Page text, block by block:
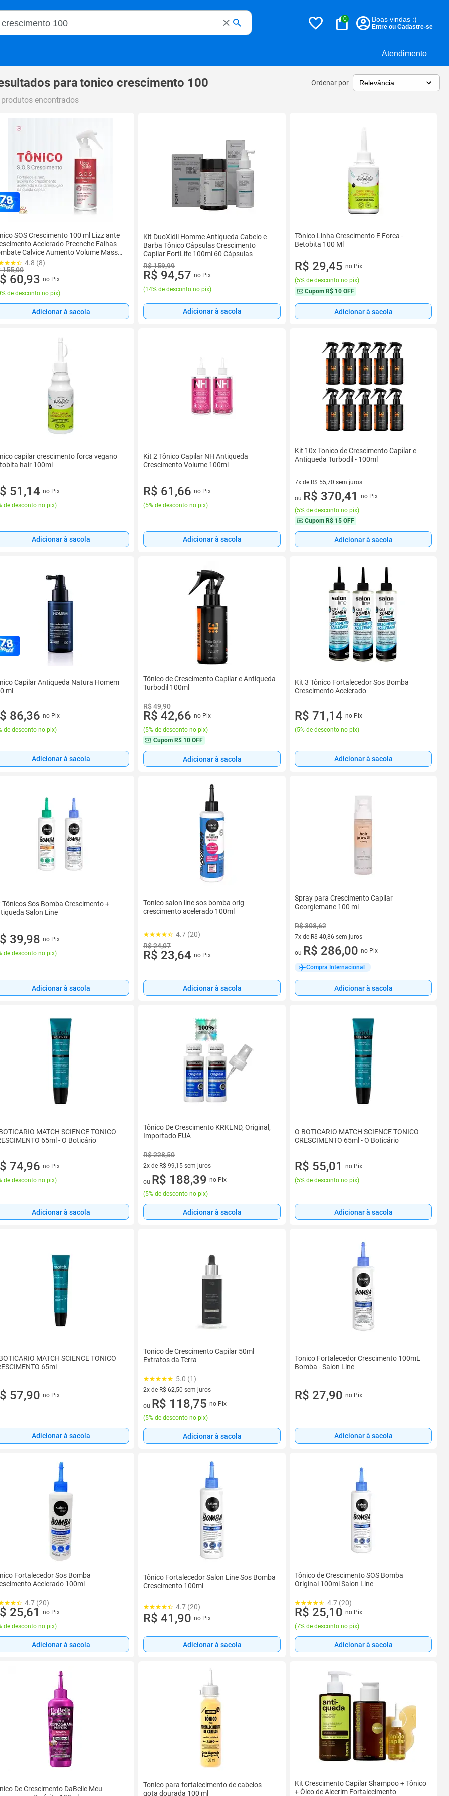
Atendimento
Magalu
0 Boas vindas :)
Entre ou Cadastre-se
paratonico crescimento 100 Ordenar por
encontrados
SOS Crescimento 100 ml Lizz ante
Acelerado Preenche Falhas
Calvice Aumento Volume Massa
Combate Caspa Oleosidade
4.8 (8)
155,00
60,93 no Pix
de desconto no pix)
Adicionar à sacola
Kit DuoXidil Homme Antiqueda Cabelo e
Barba Tônico Cápsulas Crescimento
Capilar FortLife 100ml 60 Cápsulas
R$ 159,99
R$ 94,57 no Pix
(14% de desconto no pix)
Adicionar à sacola
Tônico Linha Crescimento E Forca -
Betobita 100 Ml
R$ 29,45 no Pix
(5% de desconto no pix)
Cupom R$ 10 OFF
Adicionar à sacola
capilar crescimento forca vegano
hair 100ml
51,14 no Pix
de desconto no pix)
Adicionar à sacola
Kit 2 Tônico Capilar NH Antiqueda
Crescimento Volume 100ml
R$ 61,66 no Pix
(5% de desconto no pix)
Adicionar à sacola
Kit 10x Tonico de Crescimento Capilar e
Antiqueda Turbodil - 100ml
7x de R$ 55,70 sem juros
7 vez de R$ 55,70 sem juros
ou R$ 370,41
no Pix
(5% de desconto no pix)
Cupom R$ 15 OFF
Adicionar à sacola
Capilar Antiqueda Natura Homem
ml
86,36 no Pix
de desconto no pix)
Adicionar à sacola
Tônico de Crescimento Capilar e Antiqueda
Turbodil 100ml
R$ 49,90
R$ 42,66 no Pix
(5% de desconto no pix)
Cupom R$ 10 OFF
Adicionar à sacola
Kit 3 Tônico Fortalecedor Sos Bomba
Crescimento Acelerado
R$ 71,14 no Pix
(5% de desconto no pix)
Adicionar à sacola
Tônicos Sos Bomba Crescimento +
Salon Line
39,98 no Pix
de desconto no pix)
Adicionar à sacola
Tonico salon line sos bomba orig
crescimento acelerado 100ml
4.7 (20)
R$ 24,07
R$ 23,64 no Pix
Adicionar à sacola
Spray para Crescimento Capilar
Georgiemane 100 ml
R$ 308,62
7x de R$ 40,86 sem juros
7 vez de R$ 40,86 sem juros
ou R$ 286,00 no Pix
Compra Internacional
Adicionar à sacola
MATCH SCIENCE TONICO
65ml - O Boticário
74,96 no Pix
de desconto no pix)
Adicionar à sacola
Tônico De Crescimento KRKLND, Original,
Importado EUA
R$ 228,50
2x de R$ 99,15 sem juros
2 vez de R$ 99,15 sem juros
ou R$ 188,39 no Pix
(5% de desconto no pix)
Adicionar à sacola
O BOTICARIO MATCH SCIENCE TONICO
CRESCIMENTO 65ml - O Boticário
R$ 55,01
no Pix
(5% de desconto no pix)
Adicionar à sacola
MATCH SCIENCE TONICO
65ml
57,90 no Pix
Adicionar à sacola
Tonico de Crescimento Capilar 50ml
Extratos da Terra
5.0 (1)
2x de R$ 62,50 sem juros
2 vez de R$ 62,50 sem juros
ou R$ 118,75 no Pix
(5% de desconto no pix)
Adicionar à sacola
Tonico Fortalecedor Crescimento 100mL
Bomba - Salon Line
R$ 27,90 no Pix
Adicionar à sacola
Fortalecedor Sos Bomba
Acelerado 100ml
4.7 (20)
25,61
no Pix
de desconto no pix)
Adicionar à sacola
Tônico Fortalecedor Salon Line Sos Bomba
Crescimento 100ml
4.7 (20)
R$ 41,90 no Pix
Adicionar à sacola
Tônico de Crescimento SOS Bomba
Original 100ml Salon Line
4.7 (20)
R$ 25,10 no Pix
(7% de desconto no pix)
Adicionar à sacola
De Crescimento DaBelle Meu
Tonico para fortalecimento de cabelos
gota dourada 100 ml
Kit Crescimento Capilar Shampoo + Tônico
+ Óleo de Alecrim Fortalecimento